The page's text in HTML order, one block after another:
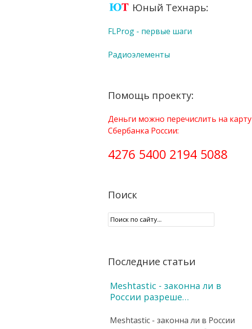
Юный Технарь:
FLProg - первые шаги
Радиоэлементы
Помощь проекту:
Деньги можно перечислить на карту
Сбербанка России:
4276 5400 2194 5088
Поиск
Последние статьи
Meshtastic - законна ли в
России разреше…
Meshtastic - законна ли в России